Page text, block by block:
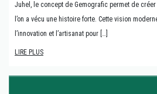
Juhel, le concept de Gemografic permet de
l’on a vécu une histoire forte. Cette vision
l’innovation et l’artisanat pour […]
LIRE PLUS